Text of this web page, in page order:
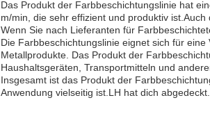
Das Produkt der Farbbeschichtungslinie hat
m/min, die sehr effizient und produktiv
Wenn Sie nach Lieferanten für
Die Farbbeschichtungslinie eignet sich für
Metallprodukte. Das Produkt der
Haushaltsgeräten, Transportmitteln und
Insgesamt ist das Produkt der
Anwendung vielseitig ist.LH hat dich abgedeckt..